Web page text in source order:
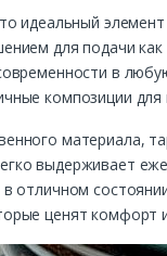
идеальный
для подачи
в
композиции
материала,
выдерживает
отличном
ценят комфорт